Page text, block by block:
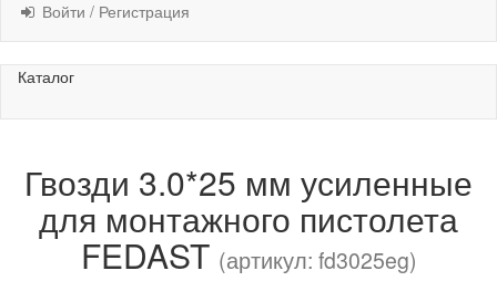
Войти / Регистрация
Каталог
Гвозди 3.0*25 мм усиленные
для монтажного пистолета
FEDAST (артикул: fd3025eg)